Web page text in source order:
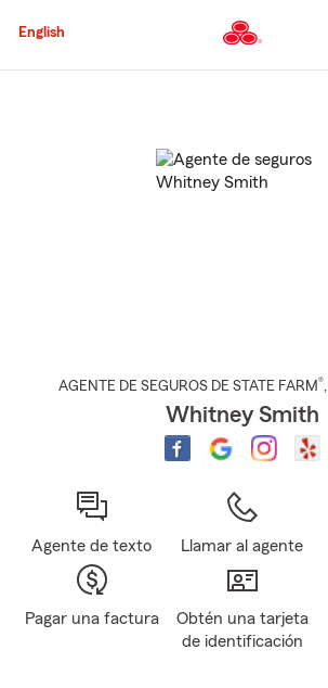
al
principal
English
AGENTE DE SEGUROS DE STATE FARM®,
Whitney Smith
Agente de texto Llamar al agente
Pagar una factura
Obtén una tarjeta
de identificación